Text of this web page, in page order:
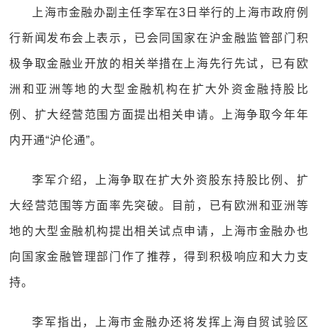
上海市金融办副主任李军在3日举行的上海市政府例
行新闻发布会上表示，已会同国家在沪金融监管部门积
极争取金融业开放的相关举措在上海先行先试，已有欧
洲和亚洲等地的大型金融机构在扩大外资金融持股比
例、扩大经营范围方面提出相关申请。上海争取今年年
内开通“沪伦通”。
李军介绍，上海争取在扩大外资股东持股比例、扩
大经营范围等方面率先突破。目前，已有欧洲和亚洲等
地的大型金融机构提出相关试点申请，上海市金融办也
向国家金融管理部门作了推荐，得到积极响应和大力支
持。
李军指出，上海市金融办还将发挥上海自贸试验区